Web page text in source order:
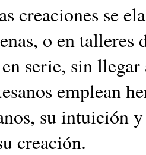
creaciones se
o en
serie, sin
emplean
su intuición
creación.